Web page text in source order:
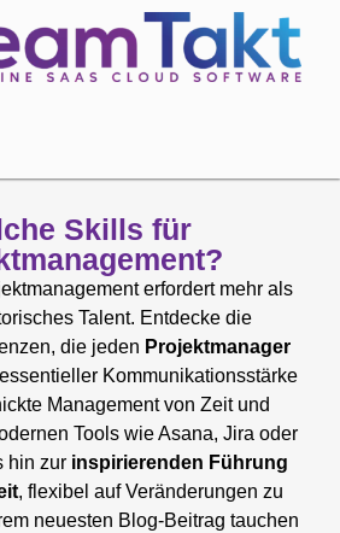
Skills für
erfordert mehr als
Talent. Entdecke die
die jeden Projektmanager
Kommunikationsstärke
Management von Zeit und
Tools wie Asana, Jira oder
hin zur inspirierenden Führung
, flexibel auf Veränderungen zu
neuesten Blog-Beitrag tauchen